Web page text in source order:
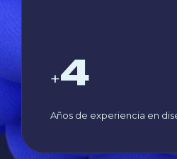
+4
Años de experiencia en